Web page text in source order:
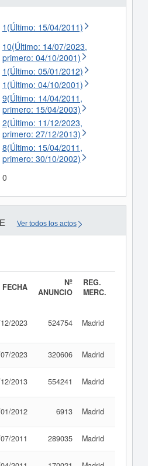
1(Último: 15/04/2011)
10(Último: 14/07/2023,
primero: 04/10/2001)
1(Último: 05/01/2012)
1(Último: 04/10/2001)
9(Último: 14/04/2011,
primero: 15/04/2003)
2(Último: 11/12/2023,
primero: 27/12/2013)
8(Último: 15/04/2011,
primero: 30/10/2002)
0
Ver todos los actos
FECHA
Nº
ANUNCIO
REG.
MERC.
2023 524754 Madrid
2023 320606 Madrid
2013 554241 Madrid
2012 6913 Madrid
2011 289035 Madrid